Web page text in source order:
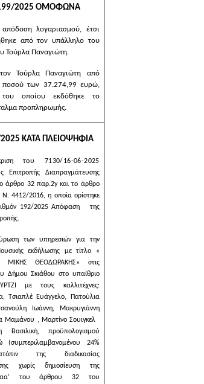
2025 ΟΜΟΦΩΝΑ
απόδοση λογαριασμού, έτσι
από τον υπάλληλο του
Τούρλα Παναγιώτη.
Τούρλα Παναγιώτη από
ποσού των 37.274,99 ευρώ,
οποίου εκδόθηκε το
προπληρωμής.
ΚΑΤΑ ΠΛΕΙΟΨΗΦΙΑ
του 7130/16-06-2025
Επιτροπής Διαπραγμάτευσης
άρθρο 32 παρ.2γ και το άρθρο
4412/2016, η οποία ορίστηκε
192/2025 Απόφαση της
των υπηρεσιών για την
εκδήλωσης με τίτλο «
ΜΙΚΗΣ ΘΕΟΔΩΡΑΚΗΣ» στις
Δήμου Σκιάθου στο υπαίθριο
με τους καλλιτέχνες:
Τσιαπλέ Ευάγγελο, Πατούλια
Ιωάννη, Μακρυγιάννη
Μαμάνου , Μαρτίνο Σουιγκελ
Βασιλική, προϋπολογισμού
(συμπεριλαμβανομένου 24%
της διαδικασίας
χωρίς δημοσίευση της
αα’ του άρθρου 32 του